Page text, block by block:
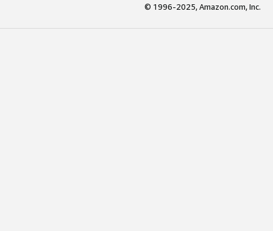
© 1996-2025, Amazon.com, Inc.